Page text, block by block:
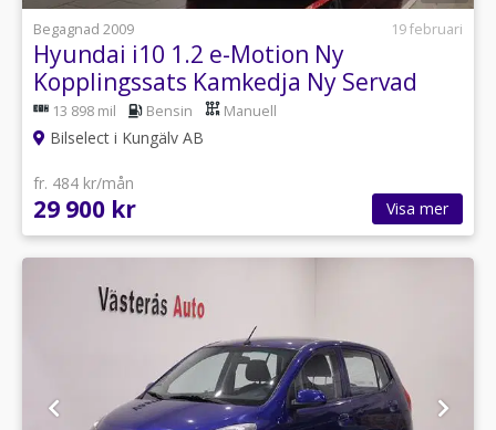
Begagnad 2009
19 februari
Hyundai i10 1.2 e-Motion Ny
Kopplingssats Kamkedja Ny Servad
13 898 mil Bensin Manuell
Bilselect i Kungälv AB
fr. 484 kr/mån
29 900 kr Visa mer